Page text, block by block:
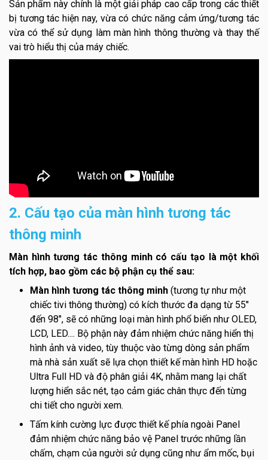
Sản phẩm này chính là một giải pháp cao cấp trong các thiết
bị tương tác hiện nay, vừa có chức năng cảm ứng/tương tác
vừa có thể sử dụng làm màn hình thông thường và thay thế
vai trò hiểu thị của máy chiếc.
2. Cấu tạo của màn hình tương tác
thông minh
Màn hình tương tác thông minh có cấu tạo là một khối
tích hợp, bao gồm các bộ phận cụ thể sau:
Màn hình tương tác thông minh (tương tự như một
chiếc tivi thông thường) có kích thước đa dạng từ 55"
đến 98", sẽ có những loại màn hình phổ biến như OLED,
LCD, LED.... Bộ phận này đảm nhiệm chức năng hiển thị
hình ảnh và video, tùy thuộc vào từng dòng sản phẩm
mà nhà sản xuất sẽ lựa chọn thiết kế màn hình HD hoặc
Ultra Full HD và độ phân giải 4K, nhằm mang lại chất
lượng hiển sắc nét, tạo cảm giác chân thực đến từng
chi tiết cho người xem.
Tấm kính cường lực được thiết kế phía ngoài Panel
đảm nhiệm chức năng bảo vệ Panel trước những lần
chấm, chạm của người sử dụng cũng như ẩm mốc, bụi